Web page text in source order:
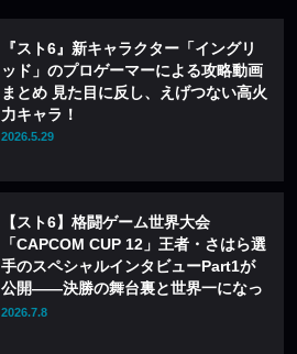
『スト6』新キャラクター「イングリ
ッド」のプロゲーマーによる攻略動画
まとめ 見た目に反し、えげつない高火
力キャラ！
2026.5.29
【スト6】格闘ゲーム世界大会
「CAPCOM CUP 12」王者・さはら選
手のスペシャルインタビューPart1が
公開——決勝の舞台裏と世界一になっ
て変わったこと
2026.7.8